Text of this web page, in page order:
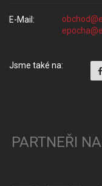
E-Mail:
Jsme také na:
PARTNEŘI